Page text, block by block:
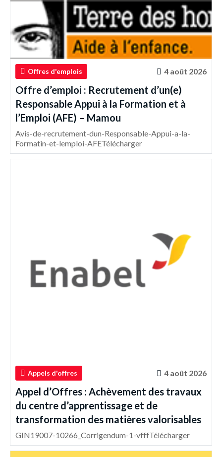
Offres d'emplois 4 août 2026
Offre d’emploi : Recrutement d’un(e)
Responsable Appui à la Formation et à
l’Emploi (AFE) – Mamou
Avis-de-recrutement-dun-Responsable-Appui-a-la-
Formatin-et-lemploi-AFETélécharger
Appels d'offres 4 août 2026
Appel d’Offres : Achèvement des travaux
du centre d’apprentissage et de
transformation des matières valorisables
GIN19007-10266_Corrigendum-1-vfffTélécharger